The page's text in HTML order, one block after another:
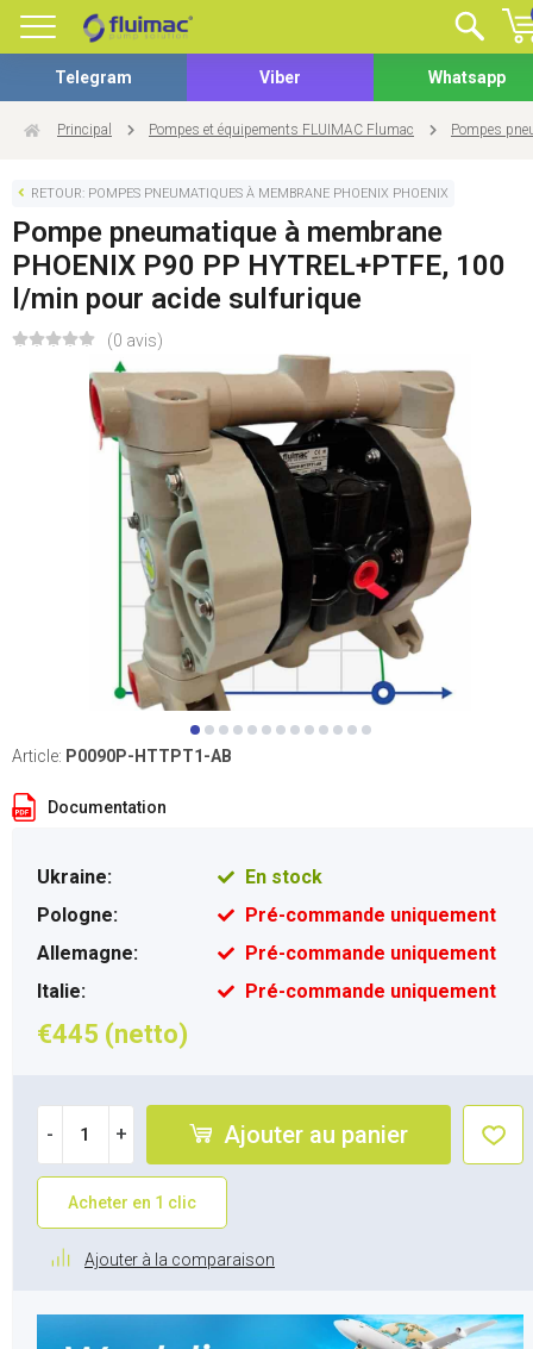
Telegram Viber Whatsapp
Principal Pompes et équipements FLUIMAC Flumac Pompes
RETOUR: POMPES PNEUMATIQUES À MEMBRANE PHOENIX PHOENIX
Pompe pneumatique à membrane
PHOENIX P90 PP HYTREL+PTFE, 100
l/min pour acide sulfurique
(0 avis)
Article: P0090P-HTTPT1-AB
Documentation
Ukraine:
En stock
Pologne:
Pré-commande uniquement
Allemagne:
Pré-commande uniquement
Italie:
Pré-commande uniquement
€445 (netto)
- + Ajouter au panier
Acheter en 1 clic
Ajouter à la comparaison